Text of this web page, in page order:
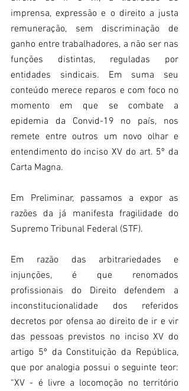
imprensa, expressão e o direito a justa
remuneração, sem discriminação de
ganho entre trabalhadores, a não ser nas
funções distintas, reguladas por
entidades sindicais. Em suma seu
conteúdo merece reparos e com foco no
momento em que se combate a
epidemia da Convid-19 no país, nos
remete entre outros um novo olhar e
entendimento do inciso XV do art. 5º da
Carta Magna.
Em Preliminar, passamos a expor as
razões da já manifesta fragilidade do
Supremo Tribunal Federal (STF).
Em razão das arbitrariedades e
injunções, é que renomados
profissionais do Direito defendem a
inconstitucionalidade dos referidos
decretos por ofensa ao direito de ir e vir
das pessoas previstos no inciso XV do
artigo 5º da Constituição da República,
que por analogia possui o seguinte teor:
“XV - é livre a locomoção no território